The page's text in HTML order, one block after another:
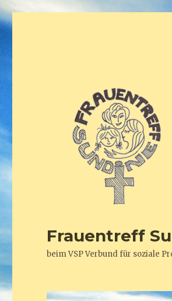
Frauentreff
beim VSP Verbund für soziale